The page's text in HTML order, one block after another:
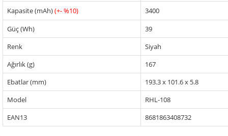
Kapasite (mAh)(+- %10)
3400
Güç (Wh)
39
Renk
Siyah
Ağırlık (g)
167
Ebatlar (mm)
193.3 x 101.6 x 5.8
Model
RHL-108
EAN13
8681863408732